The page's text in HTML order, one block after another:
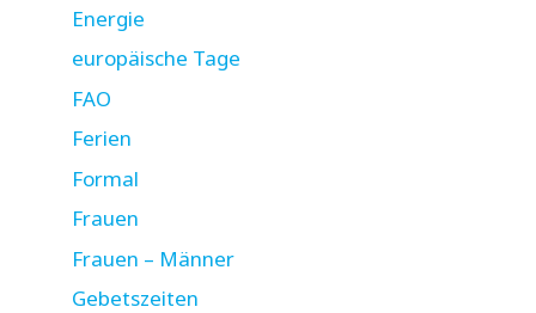
Energie
europäische Tage
FAO
Ferien
Formal
Frauen
Frauen – Männer
Gebetszeiten